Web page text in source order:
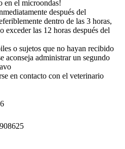
en el microondas!
después del
dentro de las 3 horas,
exceder las 12 horas después del
o sujetos que no hayan recibido
aconseja administrar un segundo
en contacto con el veterinario